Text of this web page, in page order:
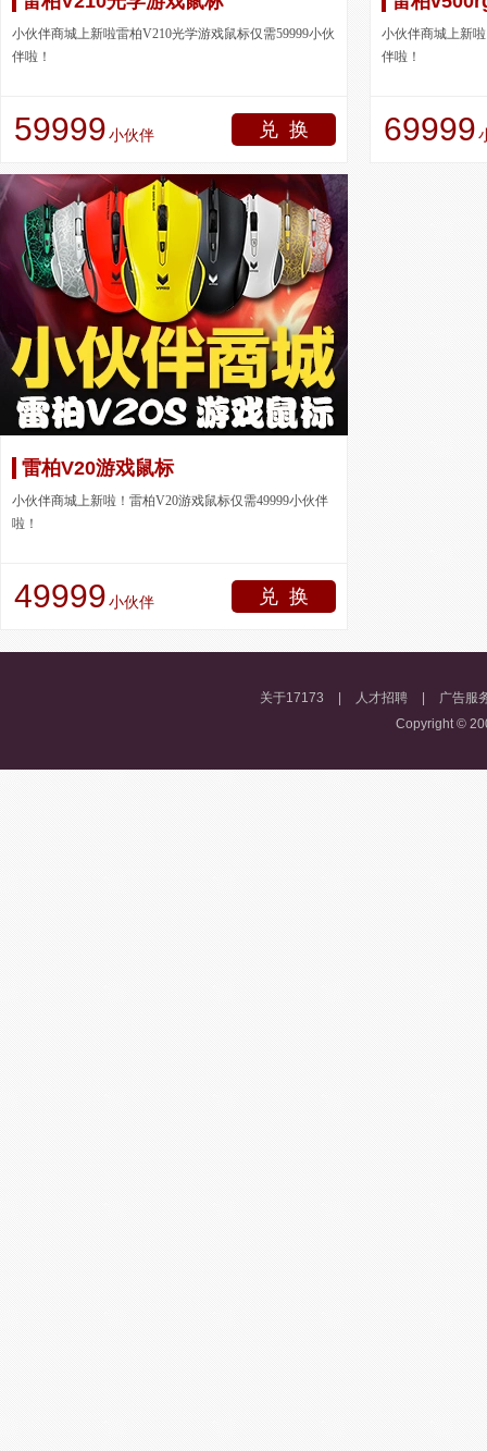
小伙伴商城上新啦雷柏V210光学游戏鼠标仅需59999小伙
伴啦！
59999小伙伴 兑 换
小伙伴商城上新
伴啦！
69999
雷柏V20游戏鼠标
小伙伴商城上新啦！雷柏V20游戏鼠标仅需49999小伙伴
啦！
49999小伙伴 兑 换
关于17173 人才招聘
广告服
Copyright ©